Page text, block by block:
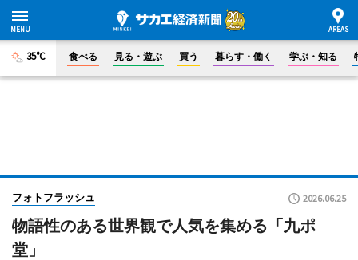
35°C 食べる 見る・遊ぶ 買う 暮らす・働く 学ぶ・知る
フォトフラッシュ 2026.06.25
物語性のある世界観で人気を集める「九ポ
堂」